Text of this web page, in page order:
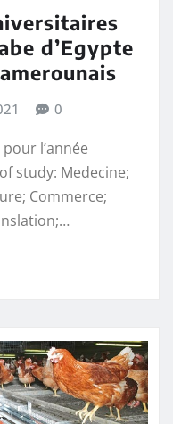
d’Egypte
0
l’année
study: Medecine;
Commerce;